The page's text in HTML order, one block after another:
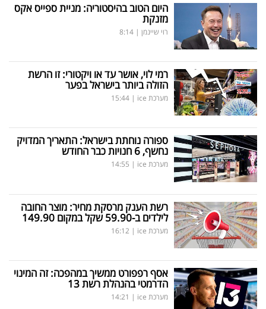
היום הטוב בהיסטוריה: מניית ספייס אקס
מזנקת
רוי שיינמן |
8:14
רמי לוי, אושר עד או ויקטורי: זו הרשת
הזולה ביותר בישראל בפער
מערכת ice |
15:44
ספורה נוחתת בישראל: התאריך המדויק
נחשף, 6 חנויות כבר החודש
מערכת ice |
14:55
רשת הענק מרסקת מחיר: מוצר החובה
לילדים ב-59.90 שקל במקום 149.90
מערכת ice |
16:12
אסף רפפורט ממשיך במהפכה: זה המינוי
הדרמטי בהנהלת רשת 13
מערכת ice |
14:21